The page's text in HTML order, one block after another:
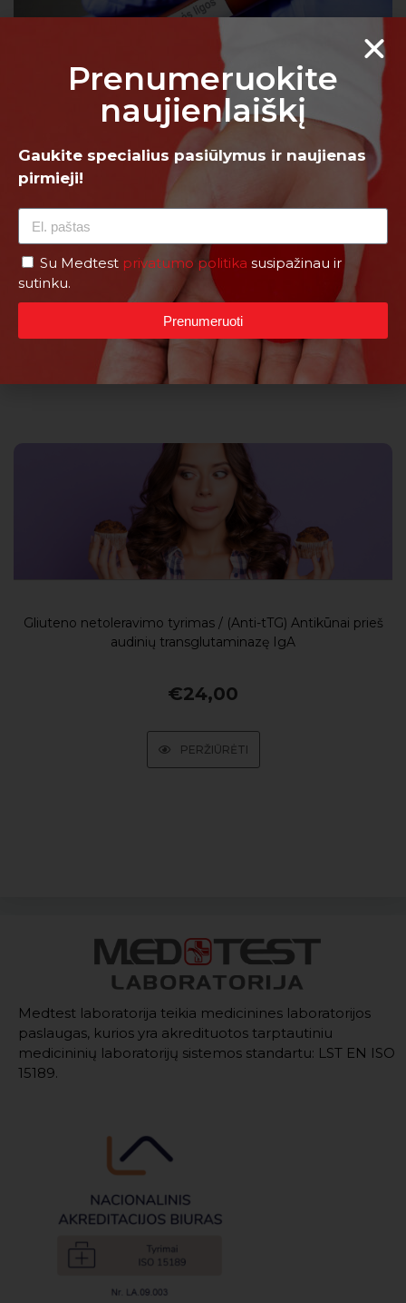
Antikūnų prieš deamidintus gliadino baltymo epitopus
IgA (anti-DGP-IgA)
€26,00
PERŽIŪRĖTI
Gliuteno netoleravimo tyrimas / (Anti-tTG) Antikūnai prieš
audinių transglutaminazę IgA
€24,00
PERŽIŪRĖTI
Medtest laboratorija teikia medicinines laboratorijos
paslaugas, kurios yra akredituotos tarptautiniu
medicininių laboratorijų sistemos standartu: LST EN ISO
15189.
Prenumeruokite
naujienlaiškį
Gaukite specialius pasiūlymus ir naujienas
pirmieji!
Su Medtest privatumo politika susipažinau ir
sutinku.
Prenumeruoti